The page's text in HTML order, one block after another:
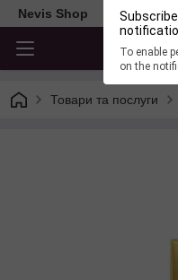
To enable
on the
Nevis Shop
Товари та послуги